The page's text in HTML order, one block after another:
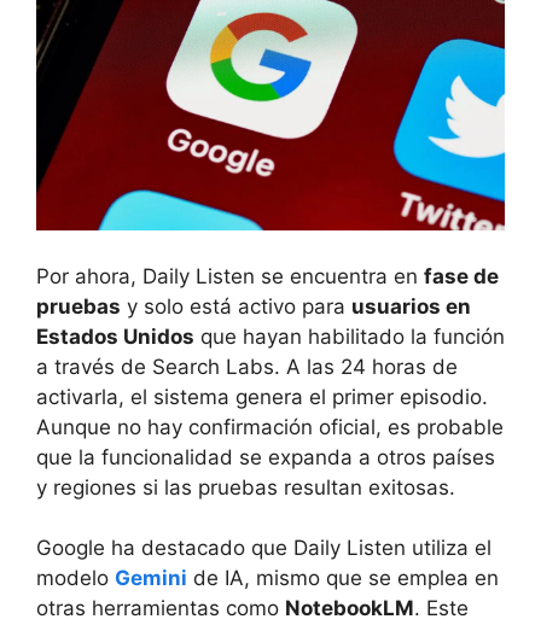
Por ahora, Daily Listen se encuentra en fase de
pruebas y solo está activo para usuarios en
Estados Unidos que hayan habilitado la función
a través de Search Labs. A las 24 horas de
activarla, el sistema genera el primer episodio.
Aunque no hay confirmación oficial, es probable
que la funcionalidad se expanda a otros países
y regiones si las pruebas resultan exitosas.
Google ha destacado que Daily Listen utiliza el
modelo Gemini de IA, mismo que se emplea en
otras herramientas como NotebookLM. Este